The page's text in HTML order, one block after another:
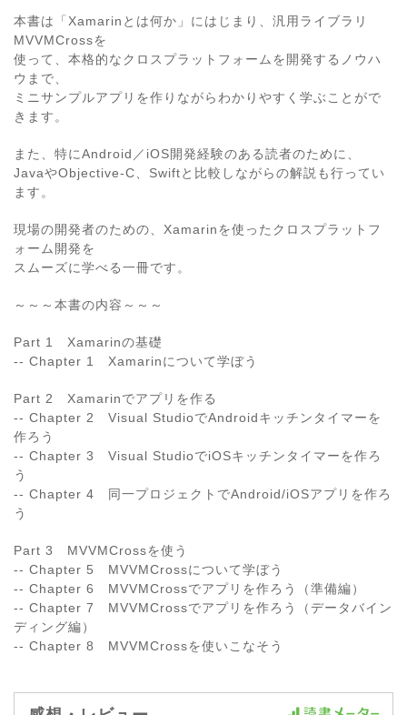
本書は「Xamarinとは何か」にはじまり、汎用ライブラリ
MVVMCrossを
使って、本格的なクロスプラットフォームを開発するノウハ
ウまで、
ミニサンプルアプリを作りながらわかりやすく学ぶことがで
きます。
また、特にAndroid／iOS開発経験のある読者のために、
JavaやObjective-C、Swiftと比較しながらの解説も行ってい
ます。
現場の開発者のための、Xamarinを使ったクロスプラットフ
ォーム開発を
スムーズに学べる一冊です。
～～～本書の内容～～～
Part 1 Xamarinの基礎
-- Chapter 1 Xamarinについて学ぼう
Part 2 Xamarinでアプリを作る
-- Chapter 2 Visual StudioでAndroidキッチンタイマーを
作ろう
-- Chapter 3 Visual StudioでiOSキッチンタイマーを作ろ
う
-- Chapter 4 同一プロジェクトでAndroid/iOSアプリを作ろ
う
Part 3 MVVMCrossを使う
-- Chapter 5 MVVMCrossについて学ぼう
-- Chapter 6 MVVMCrossでアプリを作ろう（準備編）
-- Chapter 7 MVVMCrossでアプリを作ろう（データバイン
ディング編）
-- Chapter 8 MVVMCrossを使いこなそう